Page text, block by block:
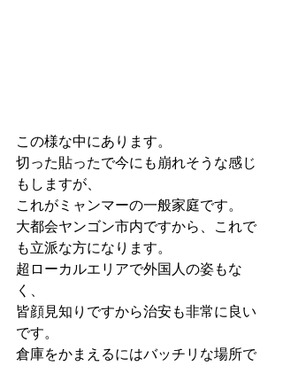
この様な中にあります。
切った貼ったで今にも崩れそうな感じ
もしますが、
これがミャンマーの一般家庭です。
大都会ヤンゴン市内ですから、これで
も立派な方になります。
超ローカルエリアで外国人の姿もな
く、
皆顔見知りですから治安も非常に良い
です。
倉庫をかまえるにはバッチリな場所で